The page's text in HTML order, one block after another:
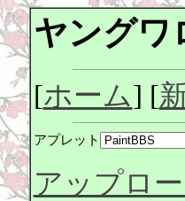
ヤングワ
[ホーム] [
アプレット
アップロ